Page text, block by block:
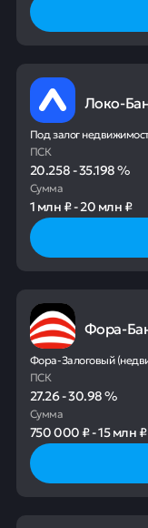
Локо-
Под залог
ПСК
20.258-35.198%
Сумма
1 млн ₽-20 млн ₽
Фора-
Фора-Залоговый
ПСК
27.26-30.98%
Сумма
750 000 ₽-15 млн ₽